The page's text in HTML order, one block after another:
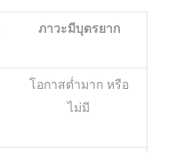
ภาวะมีบุตรยาก
โอกาสต่ำมาก หรือ
ไม่มี